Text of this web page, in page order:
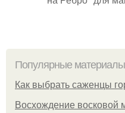
Популярные материалы
Как выбрать саженцы
Восхождение восковой